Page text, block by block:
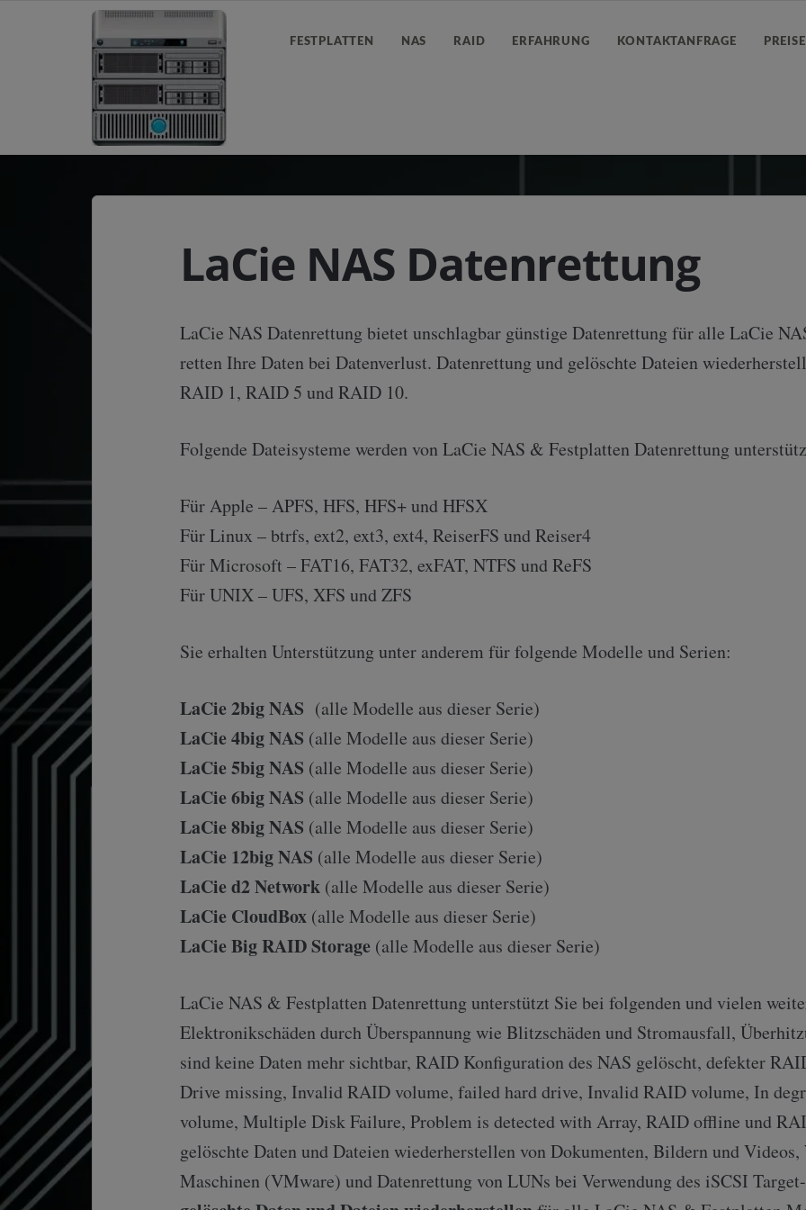
FESTPLATTEN NAS RAID ERFAHRUNG KONTAKTANFRAGE
LaCie NAS Datenrettung
LaCie NAS Datenrettung bietet unschlagbar günstige Datenrettung für alle LaCie
retten Ihre Daten bei Datenverlust. Datenrettung und gelöschte Dateien
RAID 1, RAID 5 und RAID 10.
Folgende Dateisysteme werden von LaCie NAS & Festplatten Datenrettung
Für Apple – APFS, HFS, HFS+ und HFSX
Für Linux – btrfs, ext2, ext3, ext4, ReiserFS und Reiser4
Für Microsoft – FAT16, FAT32, exFAT, NTFS und ReFS
Für UNIX – UFS, XFS und ZFS
Sie erhalten Unterstützung unter anderem für folgende Modelle und Serien:
LaCie 2big NAS (alle Modelle aus dieser Serie)
LaCie 4big NAS (alle Modelle aus dieser Serie)
LaCie 5big NAS (alle Modelle aus dieser Serie)
LaCie 6big NAS (alle Modelle aus dieser Serie)
LaCie 8big NAS (alle Modelle aus dieser Serie)
LaCie 12big NAS (alle Modelle aus dieser Serie)
LaCie d2 Network (alle Modelle aus dieser Serie)
LaCie CloudBox (alle Modelle aus dieser Serie)
LaCie Big RAID Storage (alle Modelle aus dieser Serie)
LaCie NAS & Festplatten Datenrettung unterstützt Sie bei folgenden und vielen
Elektronikschäden durch Überspannung wie Blitzschäden und Stromausfall,
sind keine Daten mehr sichtbar, RAID Konfiguration des NAS gelöscht, defekter
Drive missing, Invalid RAID volume, failed hard drive, Invalid RAID volume, In
volume, Multiple Disk Failure, Problem is detected with Array, RAID offline und
gelöschte Daten und Dateien wiederherstellen von Dokumenten, Bildern und
Maschinen (VMware) und Datenrettung von LUNs bei Verwendung des iSCSI